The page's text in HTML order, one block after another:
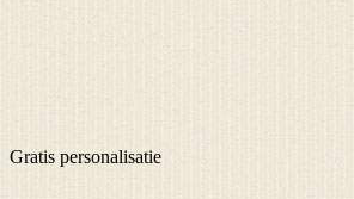
Gratis personalisatie